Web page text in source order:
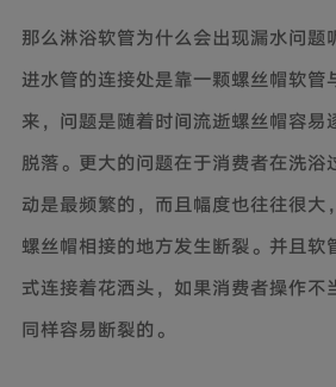
那么淋浴软管为什么会出现漏水问题
进水管的连接处是靠一颗螺丝帽软管
来，问题是随着时间流逝螺丝帽容易
脱落。更大的问题在于消费者在洗浴
动是最频繁的，而且幅度也往往很大
螺丝帽相接的地方发生断裂。并且软
式连接着花洒头，如果消费者操作不
同样容易断裂的。